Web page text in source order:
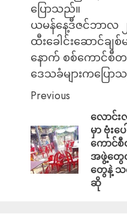
ပြောသည်။
ယမန်နေ့ဒီဇင်ဘာလ
ထီးခေါင်းဆောင်ချ
နောက် စစ်ကောင်စီတ
ဒေသခံများကပြော
Previous
လောင်း
မှာ ဗုံး
ကောင်စီ
အဖွဲ့တွေလု
တွေနဲ့
ဆို